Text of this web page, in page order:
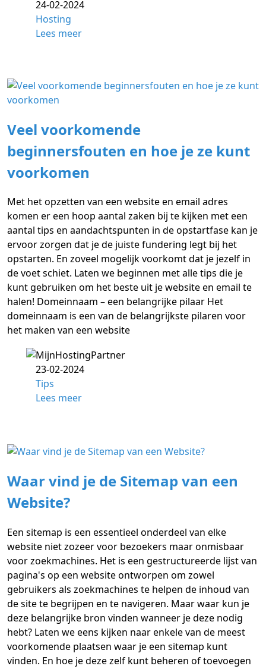
24-02-2024
Hosting
Lees meer
Veel voorkomende
beginnersfouten en hoe je ze kunt
voorkomen
Met het opzetten van een website en email adres
komen er een hoop aantal zaken bij te kijken met een
aantal tips en aandachtspunten in de opstartfase kan je
ervoor zorgen dat je de juiste fundering legt bij het
opstarten. En zoveel mogelijk voorkomt dat je jezelf in
de voet schiet. Laten we beginnen met alle tips die je
kunt gebruiken om het beste uit je website en email te
halen! Domeinnaam – een belangrijke pilaar Het
domeinnaam is een van de belangrijkste pilaren voor
het maken van een website
23-02-2024
Tips
Lees meer
Waar vind je de Sitemap van een
Website?
Een sitemap is een essentieel onderdeel van elke
website niet zozeer voor bezoekers maar onmisbaar
voor zoekmachines. Het is een gestructureerde lijst van
pagina's op een website ontworpen om zowel
gebruikers als zoekmachines te helpen de inhoud van
de site te begrijpen en te navigeren. Maar waar kun je
deze belangrijke bron vinden wanneer je deze nodig
hebt? Laten we eens kijken naar enkele van de meest
voorkomende plaatsen waar je een sitemap kunt
vinden. En hoe je deze zelf kunt beheren of toevoegen